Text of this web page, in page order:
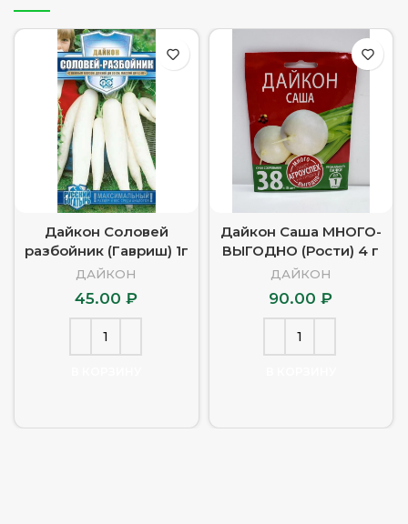
Дайкон Соловей
разбойник (Гавриш) 1г
ДАЙКОН
45.00₽
Дайкон Саша МНОГО-
ВЫГОДНО (Рости) 4 г
ДАЙКОН
90.00₽